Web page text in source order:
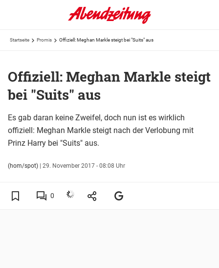
Startseite Promis Offiziell: Meghan Markle steigt bei "Suits" aus
Offiziell: Meghan Markle steigt
bei "Suits" aus
Es gab daran keine Zweifel, doch nun ist es wirklich
offiziell: Meghan Markle steigt nach der Verlobung mit
Prinz Harry bei "Suits" aus.
(hom/spot) | 29. November 2017 - 08:08 Uhr
0